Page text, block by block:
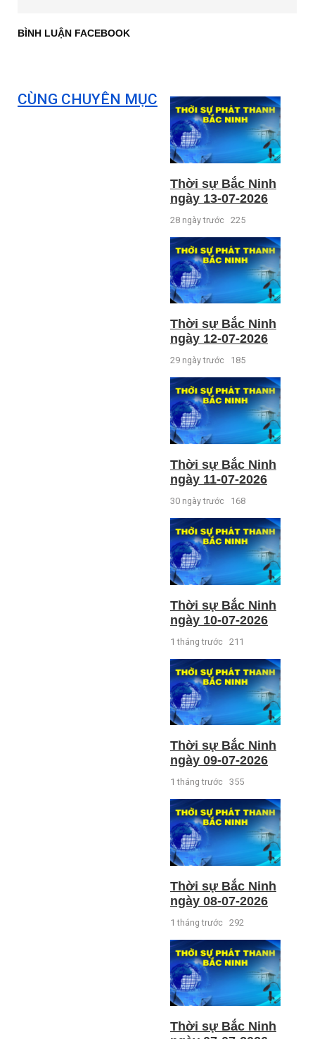
BÌNH LUẬN FACEBOOK
CÙNG CHUYÊN MỤC
Thời sự Bắc Ninh
ngày 13-07-2026
28 ngày trước 225
Thời sự Bắc Ninh
ngày 12-07-2026
29 ngày trước 185
Thời sự Bắc Ninh
ngày 11-07-2026
30 ngày trước 168
Thời sự Bắc Ninh
ngày 10-07-2026
1 tháng trước 211
Thời sự Bắc Ninh
ngày 09-07-2026
1 tháng trước 355
Thời sự Bắc Ninh
ngày 08-07-2026
1 tháng trước 292
Thời sự Bắc Ninh